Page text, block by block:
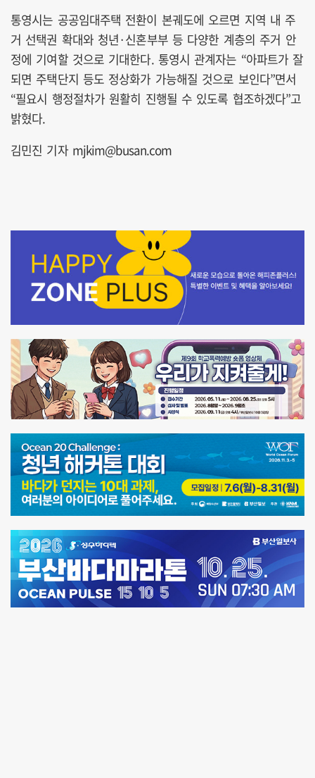
통영시는 공공임대주택 전환이 본궤도에 오르면 지역 내 주
거 선택권 확대와 청년·신혼부부 등 다양한 계층의 주거 안
정에 기여할 것으로 기대한다. 통영시 관계자는 “아파트가 잘
되면 주택단지 등도 정상화가 가능해질 것으로 보인다”면서
“필요시 행정절차가 원활히 진행될 수 있도록 협조하겠다”고
밝혔다.
김민진 기자 mjkim@busan.com